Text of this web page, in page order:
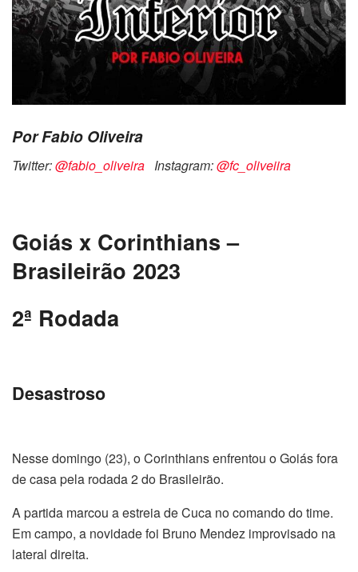
Por Fabio Oliveira
Twitter:@fabio_oliveira Instagram:@fc_oliveiira
Goiás x Corinthians –
Brasileirão 2023
2ª Rodada
Desastroso
Nesse domingo (23), o Corinthians enfrentou o Goiás fora
de casa pela rodada 2 do Brasileirão.
A partida marcou a estreia de Cuca no comando do time.
Em campo, a novidade foi Bruno Mendez improvisado na
lateral direita.